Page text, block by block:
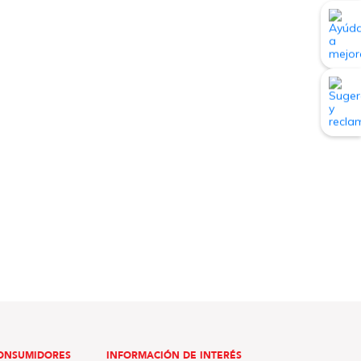
INFORMACIÓN DE INTERÉS